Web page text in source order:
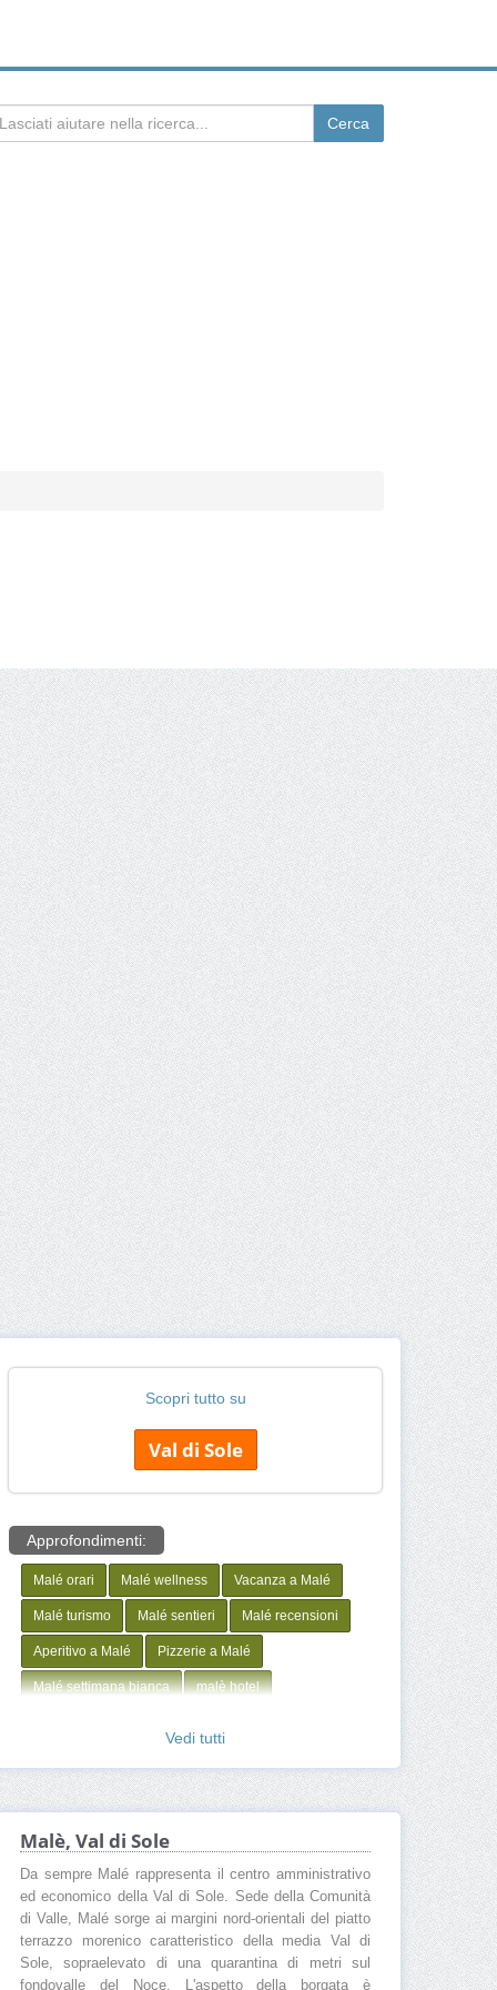
Scopri tutto su
Val di Sole
Approfondimenti:
Malé orari Malé wellness Vacanza a Malé
Malé turismo Malé sentieri Malé recensioni
Aperitivo a Malé Pizzerie a Malé
Malé settimana bianca malè hotel
malè maldives male' trentino malé maldive
Malé noleggio Malé negozi Malé montagna
Malé mappa Malé Ferragosto Malé foto
Malé farmacia Comune di Malé
Malé centro storico Hotel a Malé
Vedi tutti
Malè, Val di Sole
Da sempre Malé rappresenta il centro amministrativo
ed economico della Val di Sole. Sede della Comunità
di Valle, Malé sorge ai margini nord-orientali del piatto
terrazzo morenico caratteristico della media Val di
Sole, sopraelevato di una quarantina di metri sul
fondovalle del Noce. L'aspetto della borgata è